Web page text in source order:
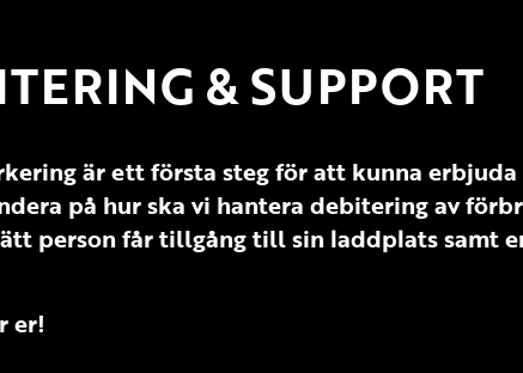
& SUPPORT
är ett första steg för att kunna
på hur ska vi hantera debitering av
person får tillgång till sin laddplats samt
er!